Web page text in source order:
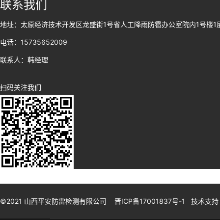
联系我们
地址：太原经济技术开发区龙盛街1号省人工降雨防雹办公室院内1号楼1
电话：15735652009
联系人：韩经理
扫码关注我们
©2021 山西平安防雷检测有限公司 晋ICP备17001837号-1 技术支